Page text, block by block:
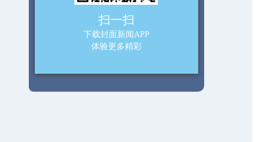
扫一扫
下载封面新闻APP
体验更多精彩